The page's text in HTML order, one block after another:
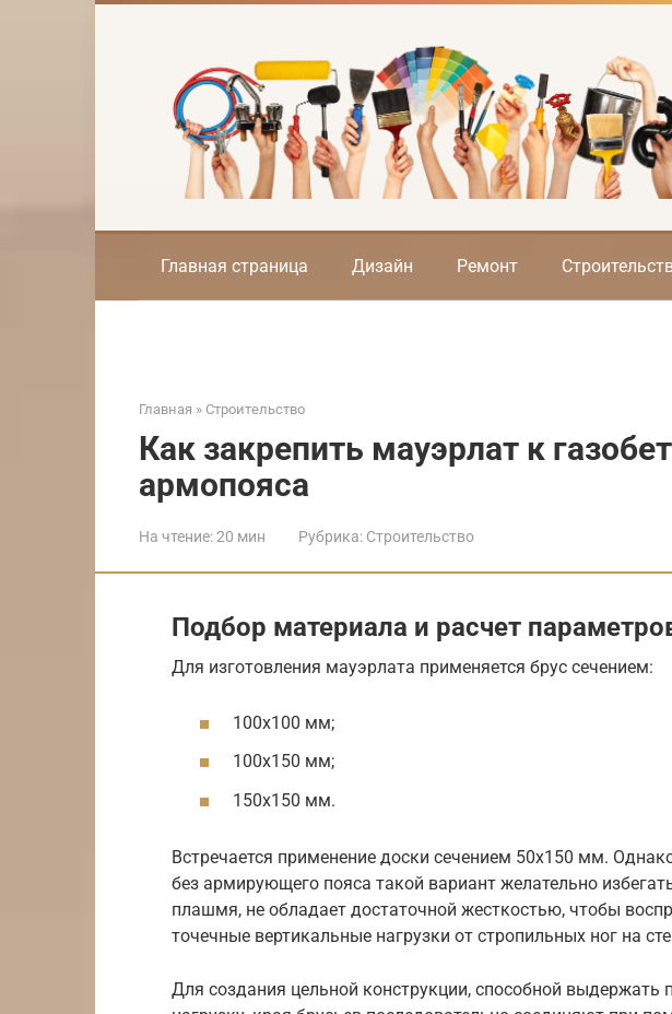
Главная страница Дизайн Ремонт
Главная » Строительство
Как закрепить мауэрлат к
армопояса
На чтение:20 мин Рубрика: Строительство
Подбор материала и расчет
Для изготовления мауэрлата применяется брус сечением:
100х100 мм;
100х150 мм;
150х150 мм.
Встречается применение доски сечением 50х150 мм.
без армирующего пояса такой вариант желательно
плашмя, не обладает достаточной жесткостью, чтобы
точечные вертикальные нагрузки от стропильных ног на
Для создания цельной конструкции, способной выдержать